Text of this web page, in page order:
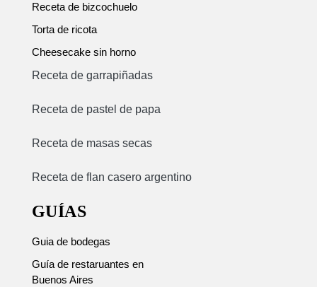
Receta de bizcochuelo
Torta de ricota
Cheesecake sin horno
Receta de garrapiñadas
Receta de pastel de papa
Receta de masas secas
Receta de flan casero argentino
GUÍAS
Guia de bodegas
Guía de restaruantes en
Buenos Aires